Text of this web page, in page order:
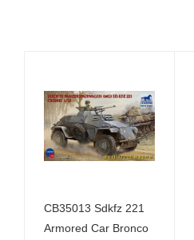
CB35013 Sdkfz 221
Armored Car Bronco